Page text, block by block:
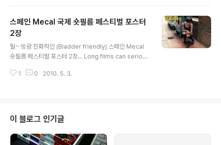
스페인 Mecal 국제 숏필름 페스티벌 포스터
2장
헐~ 방광 친화적인 (Bladder friendly) 스페인 Mecal
숏필름 페스티벌 포스터 2장... Long films can serious
175분 로드 오브 더 링 179분 늑대와 함께 춤을 181분 벤
1 0 2010. 5. 3.
이 블로그 인기글